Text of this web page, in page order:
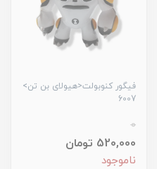
فیگور کنوبولت<هیولای بن تن>
6007
0
520,000 تومان
ناموجود